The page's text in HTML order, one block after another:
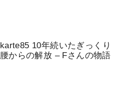
karte85 10年続いたぎっくり
腰からの解放 – Fさんの物語